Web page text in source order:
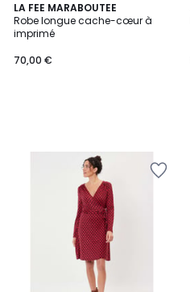
LA FEE MARABOUTEE
Robe longue cache-cœur à
imprimé
70,00 €